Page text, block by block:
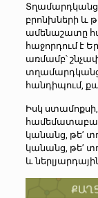
բրոնխների և
ամենաշատը
հաջորդում է
առմամբ՝
հանդիպում,
Իսկ
կանանց, թե’
կանանց, թե’
և